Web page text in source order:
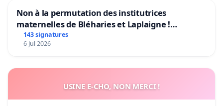
Non à la permutation des institutrices
maternelles de Bléharies et Laplaigne !
Préservons la stabilité de nos enfants.
143 signatures
6 Jul 2026
USINE E-CHO, NON MERCI !